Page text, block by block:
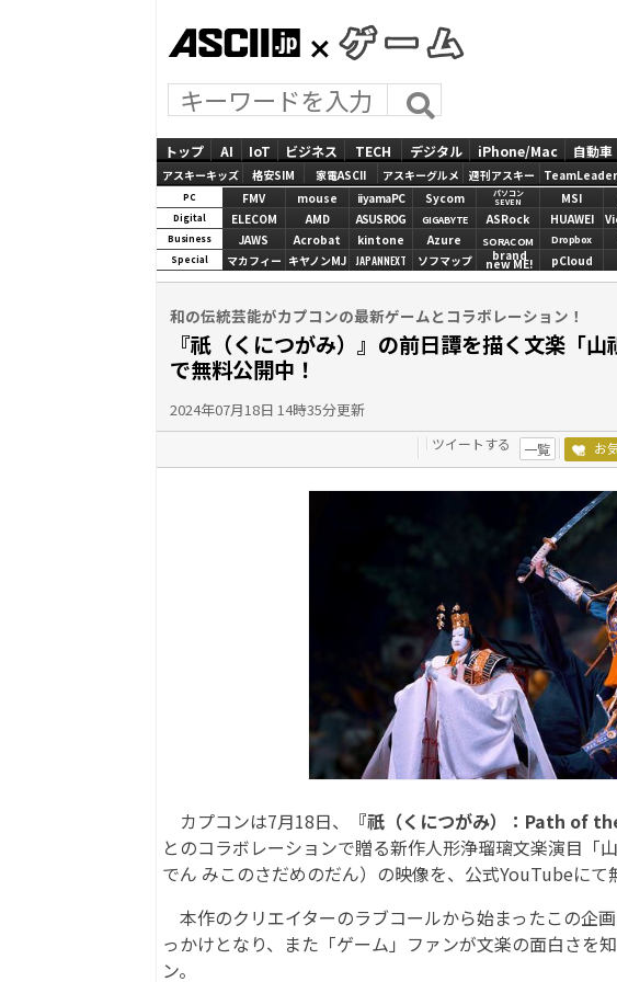
トップ AI IoT ビジネス TECH デジタル iPhone/Mac 自動車
アスキーキッズ 格安SIM 家電ASCII アスキーグルメ 週刊アスキー
PC FMV mouse iiyamaPC Sycom
パソコン
SEVEN
MSI
Digital ELECOM AMD ASUS ROG GIGABYTE ASRock HUAWEI
Business JAWS Acrobat kintone Azure SORACOM Dropbox
Special マカフィー キヤノンMJ JAPANNEXT ソフマップ brand
new ME! pCloud
和の伝統芸能がカプコンの最新ゲームとコラボレーション！
『祇（くにつがみ）』の前日譚を描く文楽「
で無料公開中！
2024年07月18日 14時35分更新
ツイートする 一覧 お
カプコンは7月18日、 『祇（くにつがみ）：Path of
とのコラボレーションで贈る新作人形浄瑠璃文楽演目「
でん みこのさだめのだん）の映像を、公式YouTubeにて
本作のクリエイターのラブコールから始まったこの企
っかけとなり、また「ゲーム」ファンが文楽の面白さを
ン。